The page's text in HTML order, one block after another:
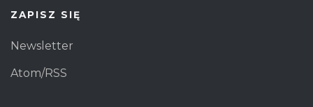
ZAPISZ SIĘ
Newsletter
Atom/RSS